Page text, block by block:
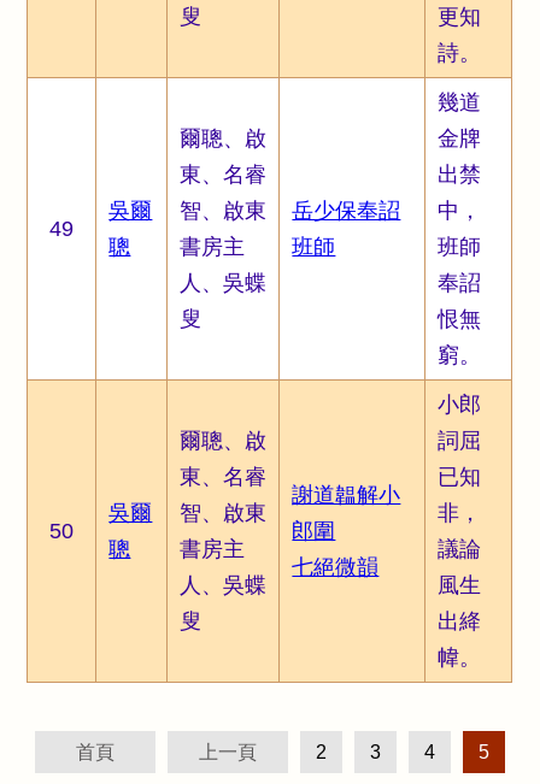
叟
更知
詩。
49
吳爾
聰
爾聰、啟
東、名睿
智、啟東
書房主
人、吳蝶
叟
岳少保奉詔
班師
幾道
金牌
出禁
中，
班師
奉詔
恨無
窮。
50
吳爾
聰
爾聰、啟
東、名睿
智、啟東
書房主
人、吳蝶
叟
謝道韞解小
郎圍
七絕微韻
小郎
詞屈
已知
非，
議論
風生
出絳
幃。
首頁 上一頁 2 3 4 5